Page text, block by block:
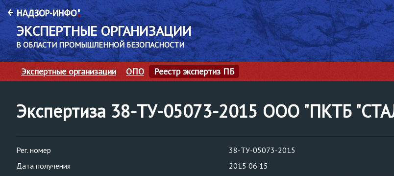
ЭКСПЕРТНЫЕ ОРГАНИЗАЦИИ
В ОБЛАСТИ ПРОМЫШЛЕННОЙ БЕЗОПАСНОСТИ
Экспертные организации ОПО Реестр экспертиз ПБ
Экспертиза 38-ТУ-05073-2015 ООО "ПКТБ
Рег. номер
38-ТУ-05073-2015
Дата получения
2015 06 15